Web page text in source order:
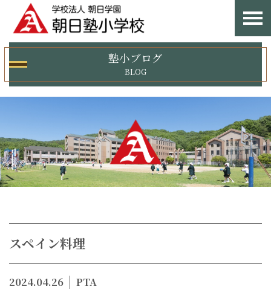
塾小ブログ
BLOG
スペイン料理
2024.04.26 PTA